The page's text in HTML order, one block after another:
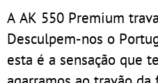
A AK 550 Premium
Desculpem-nos o
esta é a sensação que